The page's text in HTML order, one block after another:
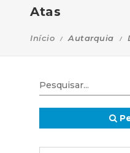
Atas
Início Autarquia